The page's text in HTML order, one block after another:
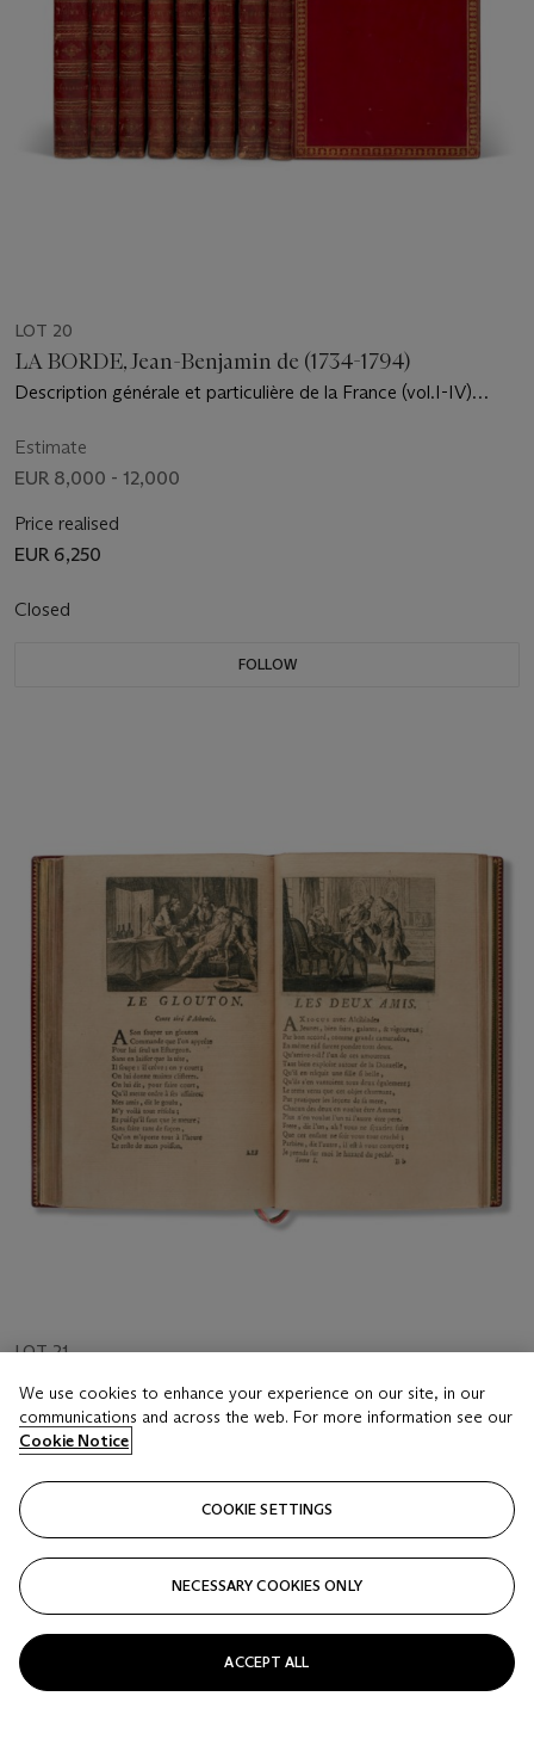
LOT 20
LA BORDE, Jean-Benjamin de (1734-1794)
Description générale et particulière de la France (vol.I-IV)
toutes ses provinces (vol.V-XII). Paris : PH.-D. Pierres (vol.I-IV)
et Imprimerie de Monsieur pour Lamy (vol. V-XII), 1781-an VIII
Estimate
EUR 8,000 - 12,000
Price realised
EUR 6,250
Closed
FOLLOW
LOT 21
LA FONTAINE, Jean de (1621-1695)
Contes et nouvelles en vers. Amsterdam, 1745
EUR 400 - 500
Price realised
EUR 625
Closed
We use cookies to enhance your experience on our site, in our
communications and across the web. For more information see our
Cookie Notice
COOKIE SETTINGS
NECESSARY COOKIES ONLY
ACCEPT ALL